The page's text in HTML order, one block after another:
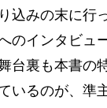
込みの末に行
のインタビュ
台裏も本書の
いるのが、準